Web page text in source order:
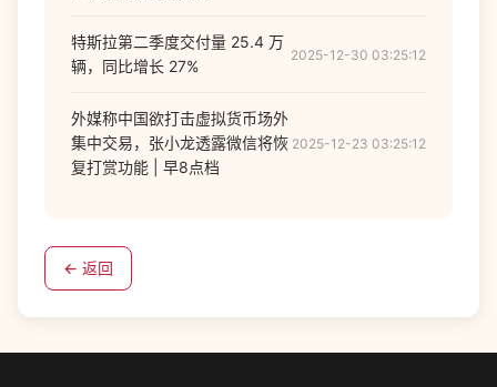
特斯拉第二季度交付量 25.4 万
辆，同比增长 27%
2025-12-30 03:25:12
外媒称中国欲打击虚拟货币场外
集中交易，张小龙透露微信将恢
复打赏功能 | 早8点档
2025-12-23 03:25:12
← 返回